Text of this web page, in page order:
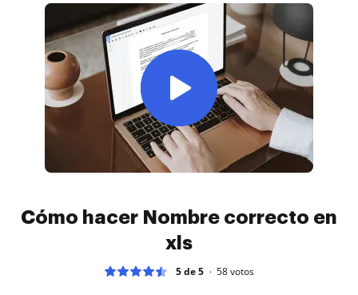
Cómo hacer Nombre correcto en
xls
5 de 5 58votos